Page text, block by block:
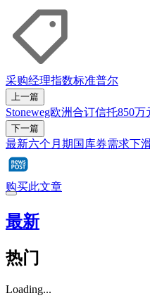
采购经理指数标准普尔
上一篇
Stoneweg欧洲合订信托850
下一篇
最新六个月期国库券需求下
购买此文章
最新
热门
Loading...